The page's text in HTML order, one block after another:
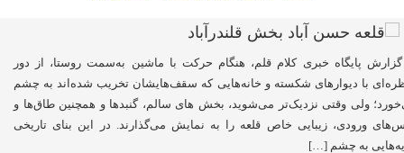
گزارش پایگاه خبری کلام قلم، هنگام حرکت با ماشین به‌سمت روستا، از دور
با دیوارهای شکسته و خانه‌هایی که سقف‌هایشان تخریب شده‌اند به‌ چشم
ولی وقتی نزدیک‌تر می‌شوید، بخش های سالم، گنبدها و همچنین طاق‌ها و
ورودی، زیبایی خاص قلعه را به نمایش می‌گذارند. در این بنای تاریخی
به چشم […]